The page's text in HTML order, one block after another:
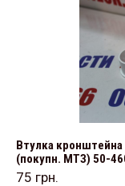
Втулка
(покупн. МТЗ) 50-
75 грн.